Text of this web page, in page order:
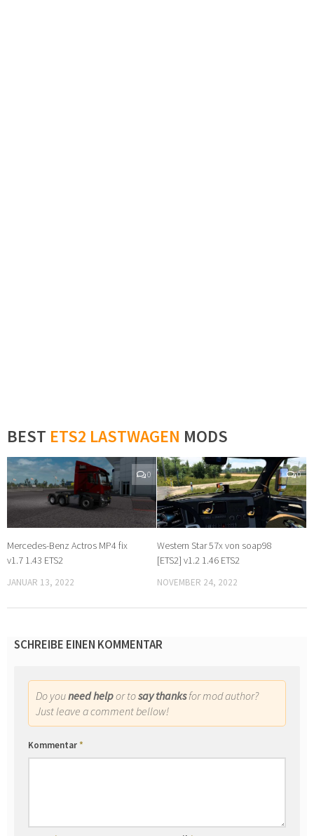
BEST ETS2 LASTWAGEN MODS
0
Mercedes-Benz Actros MP4 fix
v1.7 1.43 ETS2
JANUAR 13, 2022
0
Western Star 57x von soap98
[ETS2] v1.2 1.46 ETS2
NOVEMBER 24, 2022
SCHREIBE EINEN KOMMENTAR
Do youneed helpor tosay thanksfor mod author?
Just leave a comment bellow!
Kommentar*